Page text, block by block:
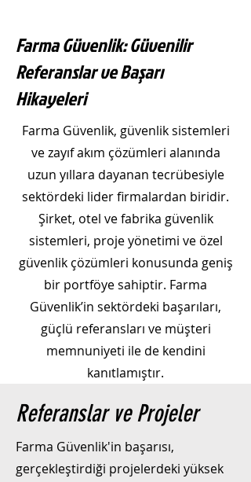
Farma Güvenlik: Güvenilir
Referanslar ve Başarı
Hikayeleri
Farma Güvenlik, güvenlik sistemleri
ve zayıf akım çözümleri alanında
uzun yıllara dayanan tecrübesiyle
sektördeki lider firmalardan biridir.
Şirket, otel ve fabrika güvenlik
sistemleri, proje yönetimi ve özel
güvenlik çözümleri konusunda geniş
bir portföye sahiptir. Farma
Güvenlik’in sektördeki başarıları,
güçlü referansları ve müşteri
memnuniyeti ile de kendini
kanıtlamıştır.
Referanslar ve Projeler
Farma Güvenlik'in başarısı,
gerçekleştirdiği projelerdeki yüksek